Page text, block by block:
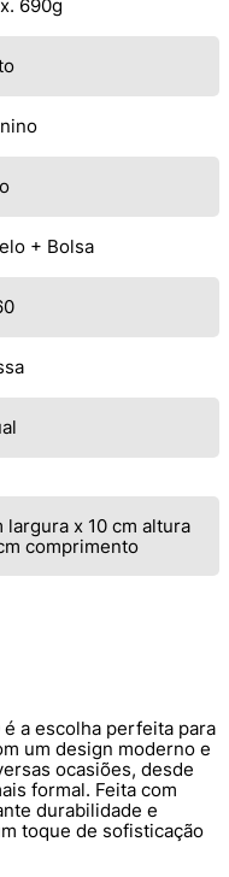
690g
+ Bolsa
largura x 10 cm altura
comprimento
é a escolha perfeita para
um design moderno e
ocasiões, desde
formal. Feita com
durabilidade e
toque de sofisticação